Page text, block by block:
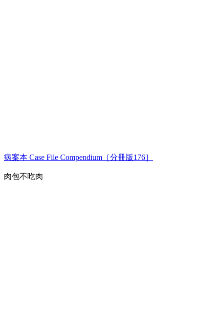
病案本 Case File Compendium［分冊版176］
肉包不吃肉